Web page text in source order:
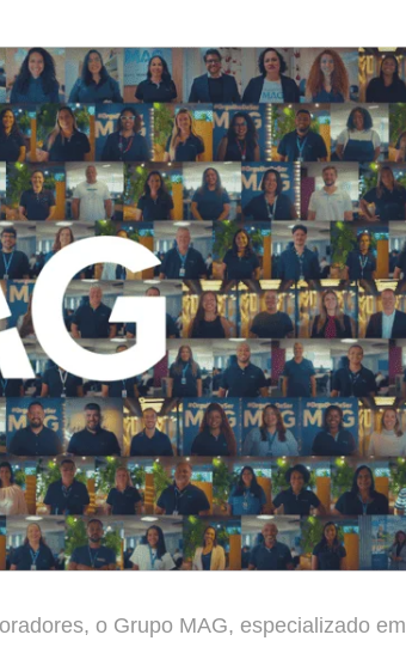
o Grupo MAG, especializado em